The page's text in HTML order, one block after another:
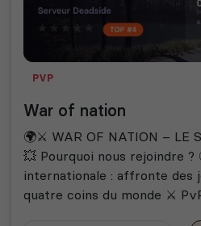
PVP
War of nation
🌍⚔️ WAR OF NATION – LE
💥 Pourquoi nous rejoindre ?
internationale : affronte des
quatre coins du monde ⚔️